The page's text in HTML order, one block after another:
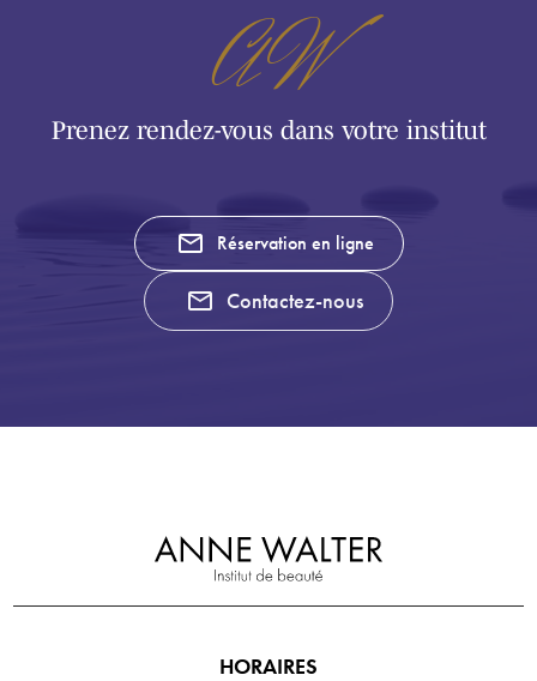
AW
Prenez rendez-vous dans votre institut
mail_outline Réservation en ligne
mail_outline Contactez-nous
HORAIRES